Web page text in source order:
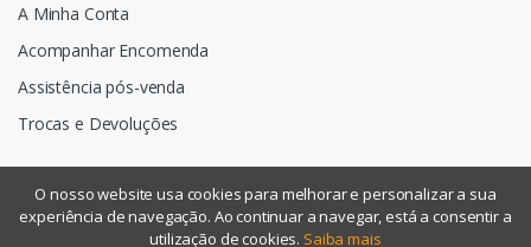
A Minha Conta
Acompanhar Encomenda
Assistência pós-venda
Trocas e Devoluções
©Assismática- Todos os direitos reservados
O nosso website usa cookies para melhorar e personalizar a sua
experiência de navegação. Ao continuar a navegar, está a consentir a
utilização de cookies. Saiba mais